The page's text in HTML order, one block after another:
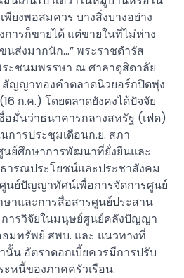
ยงพอสมควร บางสิ่งบางอย่าง
ารก็ขายได้ แต่ขายในที่ไม่ห่าง
นส่งมากนัก…” พระราชดำรัส
ระชนมพรรษา ณ ศาลาดุสิดาลัย
ญญาทองคำตลาดนิวยอร์กปิดพุ่ง
ก.ค.) โดยตลาดยังคงได้ปัจจัย
มั่นว่าธนาคารกลางสหรัฐ (เฟด)
การประชุมเดือนก.ย. สภา
ย์ศึกษาการพัฒนาที่ยั่งยืนและ
ารณประโยชน์และประชาสังคม
นย์ปัญญาทัศน์เพื่อการจัดการศูนย์
าและการสื่อสารศูนย์ประสาน
ารวิจัยในมนุษย์ศูนย์คลังปัญญา
มทรัพย์ สพบ. และ แนวทางที่
น อัตราดอกเบี้ยควรมีการปรับ
ะหนี้ของภาคครัวเรือน.